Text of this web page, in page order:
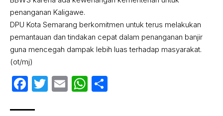
penanganan Kaligawe.
DPU Kota Semarang berkomitmen untuk terus melakukan
pemantauan dan tindakan cepat dalam penanganan banjir
guna mencegah dampak lebih luas terhadap masyarakat.
(ot/mj)
Facebook
Twitter
EmailWhatsApp